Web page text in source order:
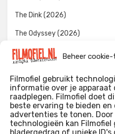
Beheer
Filmofiel gebruikt
informatie over je
raadplegen. Filmofiel doet
beste ervaring te bieden en
advertenties te tonen.
technologieën kan Filmofiel
The Dink (2026)
The Odyssey (2026)
Evil Dead Burn (2026)
WIE IK BEN…?
Ik ben ooit begonnen met m’n